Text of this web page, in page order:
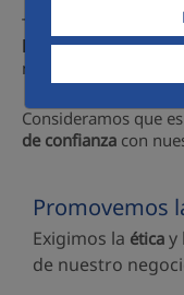
Tenemos el
honesta y
nivel más operativo
Consideramos que
de confianza con
Promovemos
Exigimos la ética y
de nuestro